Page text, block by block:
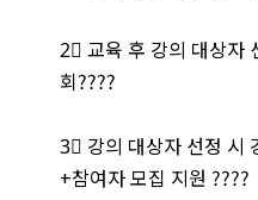
2⃣ 교육 후 강의 대상자
회????
3⃣ 강의 대상자 선정 시
+참여자 모집 지원 ????